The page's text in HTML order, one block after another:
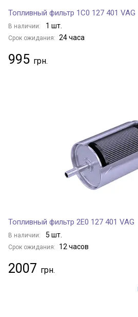
Топливный фильтр 1C0 127 401 VAG
В наличии: 1 шт.
Срок ожидания: 24 часа
995
Топливный фильтр 2E0 127 401 VAG
В наличии: 5 шт.
Срок ожидания: 12 часов
2007